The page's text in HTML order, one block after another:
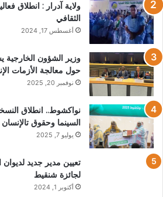
ولاية آدرار : انطلاق
الثقافي
أغسطس 17, 2024
وزير الشؤون الخارجية
حول معالجة الأزمات
نوفمبر 20, 2025
نواكشوط.. انطلاق
السينما وحقوق تالإنسان
يوليو 7, 2025
تعيين مدير جديد لديوان
لجائزة شنقيط
أكتوبر 1, 2024